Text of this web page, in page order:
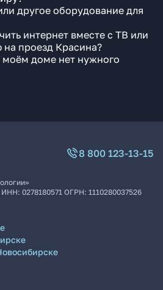
другое оборудование для
интернет вместе с ТВ или
на проезд Красина?
моём доме нет нужного
8 800 123-13-15
ИНН: 0278180571 ОГРН: 1110280037526